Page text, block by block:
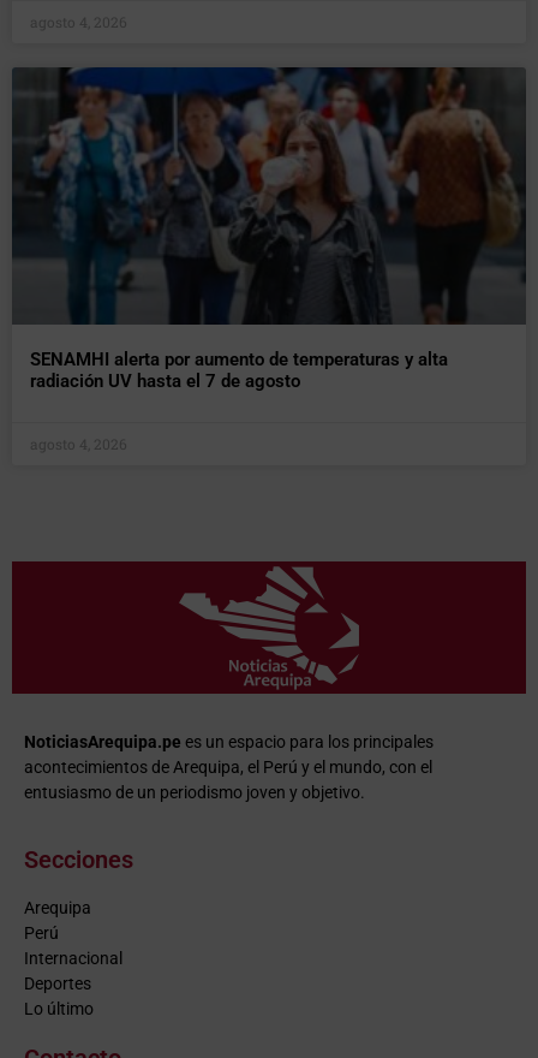
agosto 4, 2026
SENAMHI alerta por aumento de temperaturas y alta
radiación UV hasta el 7 de agosto
agosto 4, 2026
NoticiasArequipa.pe es un espacio para los principales
acontecimientos de Arequipa, el Perú y el mundo, con el
entusiasmo de un periodismo joven y objetivo.
Secciones
Arequipa
Perú
Internacional
Deportes
Lo último